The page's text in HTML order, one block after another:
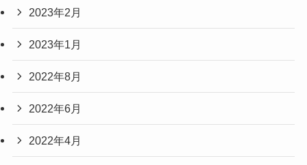
2023年2月
2023年1月
2022年8月
2022年6月
2022年4月